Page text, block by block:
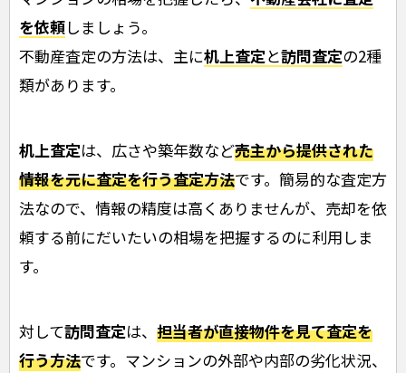
を依頼しましょう。
不動産査定の方法は、主に机上査定と訪問査定の2種
類があります。
机上査定は、広さや築年数など売主から提供された
情報を元に査定を行う査定方法です。簡易的な査定方
法なので、情報の精度は高くありませんが、売却を依
頼する前にだいたいの相場を把握するのに利用しま
す。
対して訪問査定は、 担当者が直接物件を見て査定を
行う方法です。マンションの外部や内部の劣化状況、